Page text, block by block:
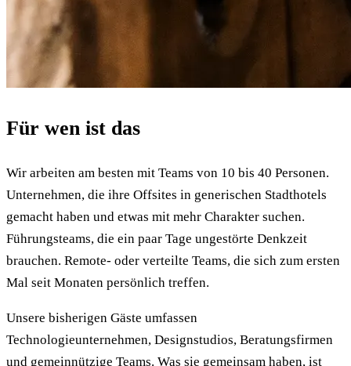
Für wen ist das
Wir arbeiten am besten mit Teams von 10 bis 40 Personen.
Unternehmen, die ihre Offsites in generischen Stadthotels
gemacht haben und etwas mit mehr Charakter suchen.
Führungsteams, die ein paar Tage ungestörte Denkzeit
brauchen. Remote- oder verteilte Teams, die sich zum ersten
Mal seit Monaten persönlich treffen.
Unsere bisherigen Gäste umfassen
Technologieunternehmen, Designstudios, Beratungsfirmen
und gemeinnützige Teams. Was sie gemeinsam haben, ist